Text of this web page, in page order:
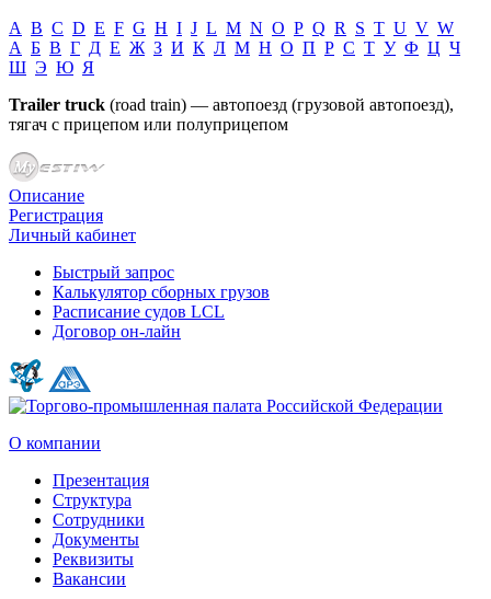
A B C D E F G H I J L M N O P Q R S T U V W
А Б В Г Д Е Ж З И К Л М Н О П Р С Т У Ф Ц Ч
Ш Э Ю Я
Trailer truck (road train) — автопоезд (грузовой автопоезд),
тягач с прицепом или полуприцепом
Описание
Регистрация
Личный кабинет
Быстрый запрос
Калькулятор сборных грузов
Расписание судов LCL
Договор он-лайн
О компании
Презентация
Структура
Сотрудники
Документы
Реквизиты
Вакансии